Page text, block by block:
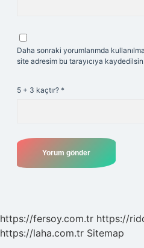
Daha sonraki yorumlarımda
site adresim bu tarayıcıya
5 + 3 kaçtır? *
https://fersoy.com.tr https://
https://laha.com.tr Sitemap